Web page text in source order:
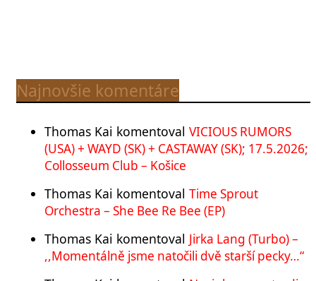
Najnovšie komentáre
Thomas Kai komentoval VICIOUS RUMORS
(USA) + WAYD (SK) + CASTAWAY (SK); 17.5.2026;
Collosseum Club – Košice
Thomas Kai komentoval Time Sprout
Orchestra – She Bee Re Bee (EP)
Thomas Kai komentoval Jirka Lang (Turbo) –
,,Momentálně jsme natočili dvě starší pecky…“